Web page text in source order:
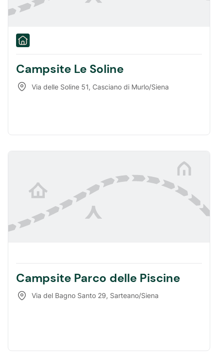
Campsite Le Soline
Via delle Soline 51, Casciano di Murlo/Siena
Campsite Parco delle Piscine
Via del Bagno Santo 29, Sarteano/Siena